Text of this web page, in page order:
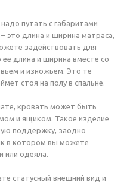
путать с габаритами
это длина и ширина матраса,
задействовать для
длина и ширина вместе со
и изножьем. Это те
стоя на полу в спальне.
кровать может быть
и ящиком. Такое изделие
поддержку, заодно
в котором вы можете
или одеяла.
статусный внешний вид и